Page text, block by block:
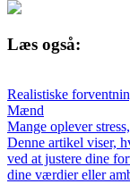
Læs også:
Realistiske
Mænd
Mange oplever
Denne artikel viser,
ved at justere dine
dine værdier eller